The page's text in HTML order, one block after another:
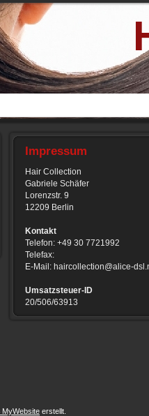
Impressum
Hair Collection
Gabriele Schäfer
Lorenzstr. 9
12209 Berlin
Kontakt
Telefon: +49 30 7721992
Telefax:
E-Mail: haircollection@alice-
Umsatzsteuer-ID
20/506/63913
MyWebsite erstellt.